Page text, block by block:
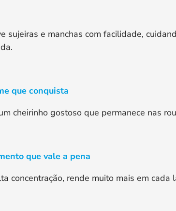
sujeiras e manchas com facilidade,
que conquista
cheirinho gostoso que permanece nas
que vale a pena
concentração, rende muito mais em